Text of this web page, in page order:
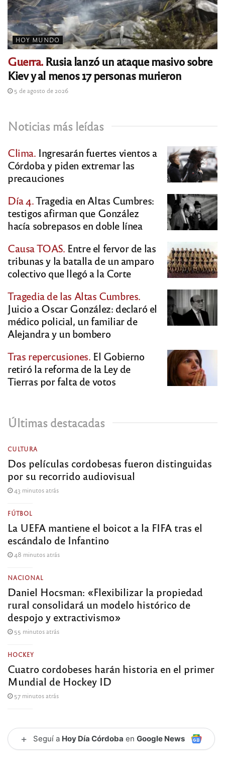
HOY MUNDO
Guerra.Rusia lanzó un ataque masivo sobre
Kiev y al menos 17 personas murieron
5 de agosto de 2026
Noticias más leídas
Clima. Ingresarán fuertes vientos a
Córdoba y piden extremar las
precauciones
Día 4.Tragedia en Altas Cumbres:
testigos afirman que González
hacía sobrepasos en doble línea
Causa TOAS. Entre el fervor de las
tribunas y la batalla de un amparo
colectivo que llegó a la Corte
Tragedia de las Altas Cumbres.
Juicio a Oscar González: declaró el
médico policial, un familiar de
Alejandra y un bombero
Tras repercusiones. El Gobierno
retiró la reforma de la Ley de
Tierras por falta de votos
Últimas destacadas
CULTURA
Dos películas cordobesas fueron distinguidas
por su recorrido audiovisual
43 minutos atrás
FÚTBOL
La UEFA mantiene el boicot a la FIFA tras el
escándalo de Infantino
48 minutos atrás
NACIONAL
Daniel Hocsman: «Flexibilizar la propiedad
rural consolidará un modelo histórico de
despojo y extractivismo»
55 minutos atrás
HOCKEY
Cuatro cordobeses harán historia en el primer
Mundial de Hockey ID
57 minutos atrás
+ Seguí a Hoy Día Córdoba en Google News